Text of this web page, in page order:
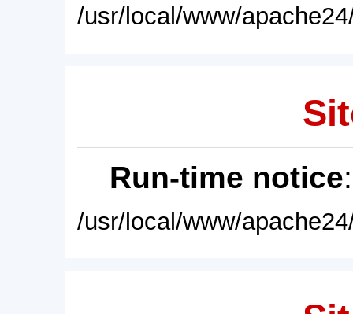
/usr/local/www/
Run-time notice
/usr/local/www/